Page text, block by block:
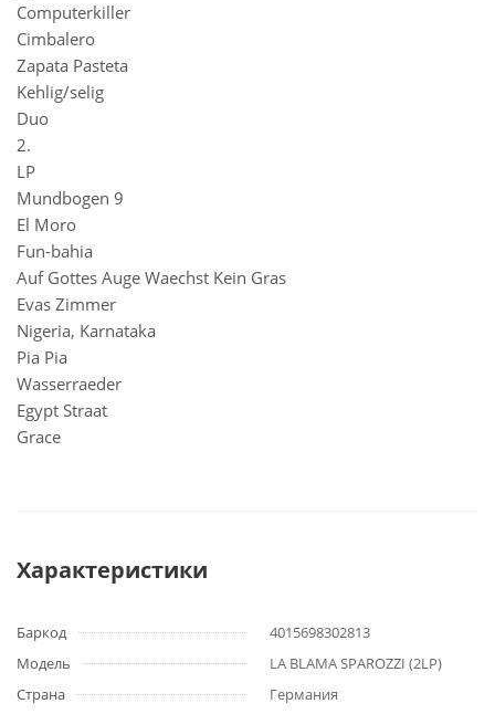
Computerkiller
Cimbalero
Zapata Pasteta
Kehlig/selig
Duo
2.
LP
Mundbogen 9
El Moro
Fun-bahia
Auf Gottes Auge Waechst Kein Gras
Evas Zimmer
Nigeria, Karnataka
Pia Pia
Wasserraeder
Egypt Straat
Grace
Характеристики
Баркод
4015698302813
Модель
LA BLAMA SPAROZZI (2LP)
Страна
Германия